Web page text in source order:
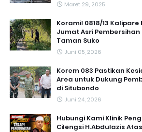
Maret 29, 2025
Koramil 0818/13
Jumat Asri
Taman Suko
Juni 05, 2026
Korem 083 Pastikan
Area untuk Dukung
di Situbondo
Juni 24, 2026
Hubungi Kami Klinik
Cilengsi H.Abdulazis